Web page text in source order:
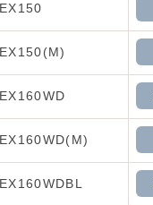
EX150
EX150(M)
EX160WD
EX160WD(M)
EX160WDBL